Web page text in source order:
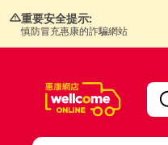
重要安全提示:
慎防冒充惠康的詐騙網站